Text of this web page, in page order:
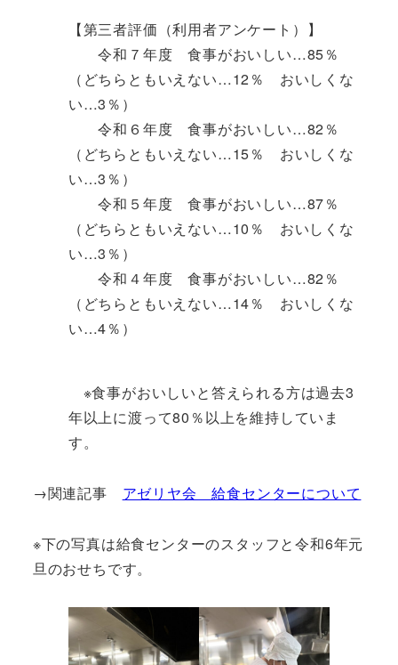
【第三者評価（利用者アンケート）】
令和７年度 食事がおいしい…85％
（どちらともいえない…12％ おいしくな
い…3％）
令和６年度 食事がおいしい…82％
（どちらともいえない…15％ おいしくな
い…3％）
令和５年度 食事がおいしい…87％
（どちらともいえない…10％ おいしくな
い…3％）
令和４年度 食事がおいしい…82％
（どちらともいえない…14％ おいしくな
い…4％）
※食事がおいしいと答えられる方は過去3
年以上に渡って80％以上を維持していま
す。
→関連記事 アゼリヤ会 給食センターについて
※下の写真は給食センターのスタッフと令和6年元
旦のおせちです。